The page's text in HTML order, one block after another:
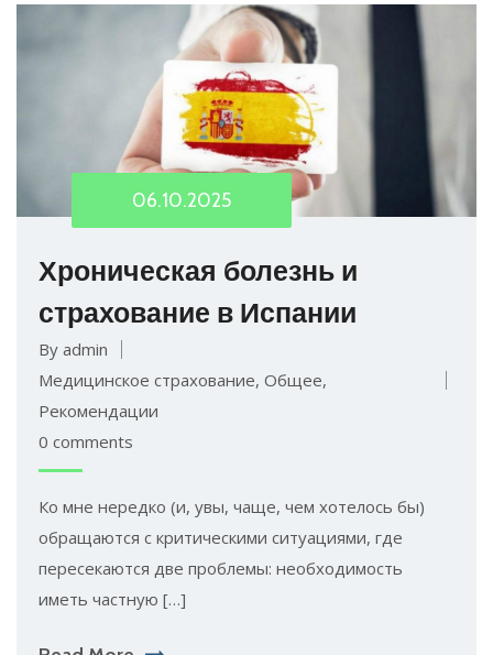
06.10.2025
Хроническая болезнь и
страхование в Испании
By admin
Медицинское страхование, Общее,
Рекомендации
0 comments
Ко мне нередко (и, увы, чаще, чем хотелось бы)
обращаются с критическими ситуациями, где
пересекаются две проблемы: необходимость
иметь частную […]